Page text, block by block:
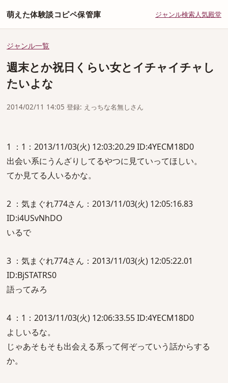
萌えた体験談コピペ保管庫 ジャンル検索人気殿堂
ジャンル一覧
週末とか祝日くらい女とイチャイチャし
たいよな
2014/02/11 14:05 登録: えっちな名無しさん
1 ：1：2013/11/03(火) 12:03:20.29 ID:4YECM18D0
出会い系にうんざりしてるやつに見ていってほしい。
てか見てる人いるかな。
2 ：気まぐれ774さん：2013/11/03(火) 12:05:16.83
ID:i4USvNhDO
いるで
3 ：気まぐれ774さん：2013/11/03(火) 12:05:22.01
ID:BjSTATRS0
語ってみろ
4 ：1：2013/11/03(火) 12:06:33.55 ID:4YECM18D0
よしいるな。
じゃあそもそも出会える系って何ぞっていう話からする
か。